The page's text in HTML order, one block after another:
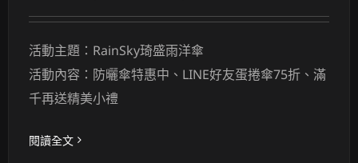
活動主題：RainSky琦盛雨洋傘
活動內容：防曬傘特惠中、LINE好友蛋捲傘75折、滿
千再送精美小禮
閱讀全文